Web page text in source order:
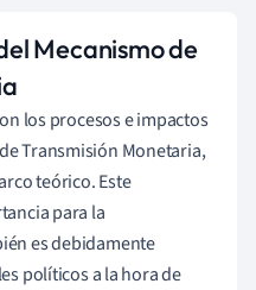
Mecanismo de
los procesos e impactos
Transmisión Monetaria,
teórico. Este
para la
es debidamente
políticos a la hora de